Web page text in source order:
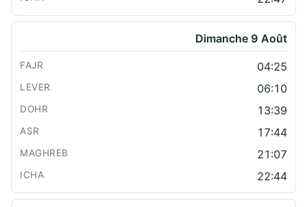
Dimanche 9 Août
04:25
06:10
13:39
17:44
21:07
22:44